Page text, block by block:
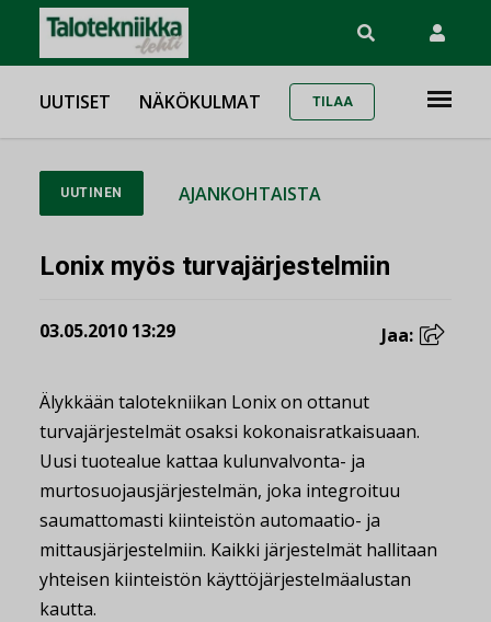
UUTISET NÄKÖKULMAT TILAA
UUTINEN AJANKOHTAISTA
Lonix myös turvajärjestelmiin
03.05.2010 13:29 Jaa:
Älykkään talotekniikan Lonix on ottanut
turvajärjestelmät osaksi kokonaisratkaisuaan.
Uusi tuotealue kattaa kulunvalvonta- ja
murtosuojausjärjestelmän, joka integroituu
saumattomasti kiinteistön automaatio- ja
mittausjärjestelmiin. Kaikki järjestelmät hallitaan
yhteisen kiinteistön käyttöjärjestelmäalustan
kautta.